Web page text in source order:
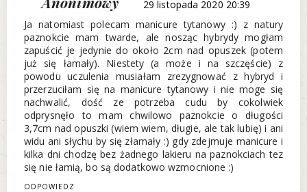
29 listopada 2020 20:39
Ja natomiast polecam manicure tytanowy :) z natury
paznokcie mam twarde, ale nosząc hybrydy mogłam
zapuścić je jedynie do około 2cm nad opuszek (potem
już się łamały). Niestety (a może i na szczęście) z
powodu uczulenia musiałam zrezygnować z hybryd i
przerzuciłam się na manicure tytanowy i nie moge się
nachwalić, dość ze potrzeba cudu by cokolwiek
odprysnęło to mam chwilowo paznokcie o długości
3,7cm nad opuszki (wiem wiem, długie, ale tak lubię) i ani
widu ani słychu by się złamały :) gdy zdejmuje manicure i
kilka dni chodzę bez żadnego lakieru na paznokciach tez
się nie łamią, bo są dodatkowo wzmocnione :)
ODPOWIEDZ